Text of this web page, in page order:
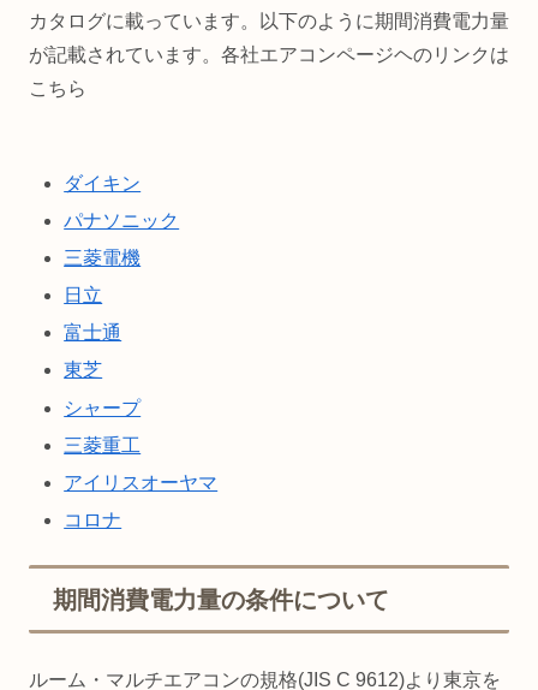
カタログに載っています。以下のように期間消費電力量
が記載されています。各社エアコンページヘのリンクは
こちら
ダイキン
パナソニック
三菱電機
日立
富士通
東芝
シャープ
三菱重工
アイリスオーヤマ
コロナ
期間消費電力量の条件について
ルーム・マルチエアコンの規格(JIS C 9612)より東京を